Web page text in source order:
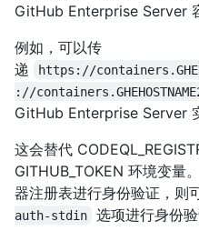
GitHub Enterprise Server
例如，可以传
递
https://
://
GitHub Enterprise Server
这会替代
GITHUB_TOKEN 环境变量
器注册表进行身份验证，则
auth-stdin
选项进行身份验